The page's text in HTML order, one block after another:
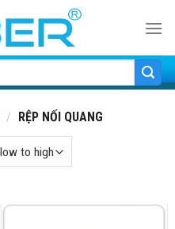
/ RỆP NỐI QUANG